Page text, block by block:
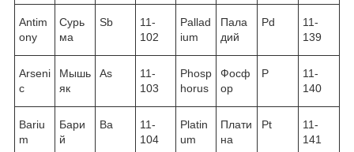
Antim
ony
Сурь
ма
Sb
11-
102
Pallad
ium
Пала
дий
Pd
11-
139
Arseni
c
Мышь
як
As
11-
103
Phosp
horus
Фосф
ор
P
11-
140
Bariu
m
Бари
й
Ba
11-
104
Platin
um
Плати
на
Pt
11-
141